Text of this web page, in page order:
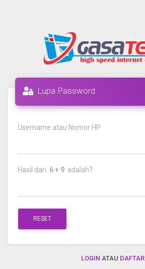
Lupa Password
Username atau Nomor HP
Hasil dari 6 + 9 adalah?
RESET
LOGIN ATAU DAFTAR